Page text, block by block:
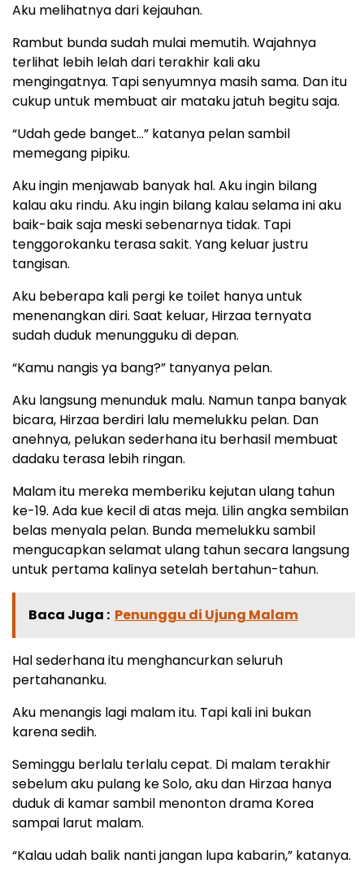
Aku melihatnya dari kejauhan.
Rambut bunda sudah mulai memutih. Wajahnya
terlihat lebih lelah dari terakhir kali aku
mengingatnya. Tapi senyumnya masih sama. Dan itu
cukup untuk membuat air mataku jatuh begitu saja.
“Udah gede banget…” katanya pelan sambil
memegang pipiku.
Aku ingin menjawab banyak hal. Aku ingin bilang
kalau aku rindu. Aku ingin bilang kalau selama ini aku
baik-baik saja meski sebenarnya tidak. Tapi
tenggorokanku terasa sakit. Yang keluar justru
tangisan.
Aku beberapa kali pergi ke toilet hanya untuk
menenangkan diri. Saat keluar, Hirzaa ternyata
sudah duduk menungguku di depan.
“Kamu nangis ya bang?” tanyanya pelan.
Aku langsung menunduk malu. Namun tanpa banyak
bicara, Hirzaa berdiri lalu memelukku pelan. Dan
anehnya, pelukan sederhana itu berhasil membuat
dadaku terasa lebih ringan.
Malam itu mereka memberiku kejutan ulang tahun
ke-19. Ada kue kecil di atas meja. Lilin angka sembilan
belas menyala pelan. Bunda memelukku sambil
mengucapkan selamat ulang tahun secara langsung
untuk pertama kalinya setelah bertahun-tahun.
Baca Juga : Penunggu di Ujung Malam
Hal sederhana itu menghancurkan seluruh
pertahananku.
Aku menangis lagi malam itu. Tapi kali ini bukan
karena sedih.
Seminggu berlalu terlalu cepat. Di malam terakhir
sebelum aku pulang ke Solo, aku dan Hirzaa hanya
duduk di kamar sambil menonton drama Korea
sampai larut malam.
“Kalau udah balik nanti jangan lupa kabarin,” katanya.